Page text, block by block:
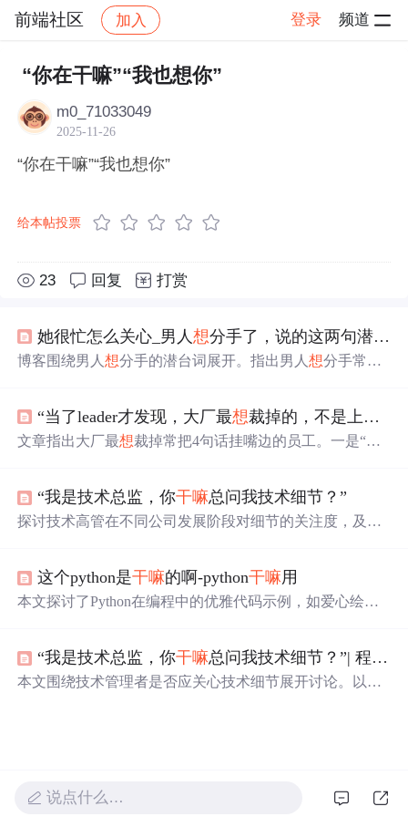
前端社区 加入 登录 频道
社区 前端社区 感慨
“你在干嘛”“我也想你”
m0_71033049
2025-11-26
“你在干嘛”“我也想你”
给本帖投票
23 回复 打赏
她很忙怎么关心_男人想分手了，说的这两句潜台词你应该怎么读？
博客围绕男人想分手的潜台词展开。指出男人想分手常说
女性读懂男人潜台词，避免青春浪费。
“当了leader才发现，大厂最想裁掉的，不是上班总迟到的，也不是下班搞失联的，而是经常把这4句话挂在嘴边的。”
文章指出大厂最想裁掉常把4句话挂嘴边的员工。一是“这
人吧”，拒绝成长机会；四是“这个我做不了”，不愿挑战自
己。消极态度会拖团队后腿。
“我是技术总监，你干嘛总问我技术细节？”
探讨技术高管在不同公司发展阶段对细节的关注度，及其
这个python是干嘛的啊-python干嘛用
本文探讨了Python在编程中的优雅代码示例，如爱心绘
惠）、Web开发、数据分析和基础IT技能中的实用性。
“我是技术总监，你干嘛总问我技术细节？”| 程序员有话说
本文围绕技术管理者是否应关心技术细节展开讨论。以妻
说点什么…